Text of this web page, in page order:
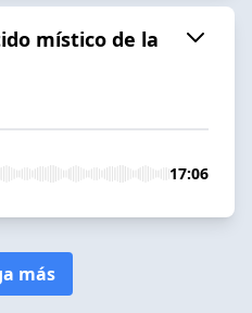
místico de la
17:06
más